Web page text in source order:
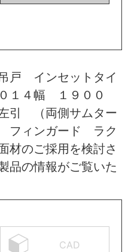
戸 インセットタイ
４幅 １９００
引 （両側サムター
フィンガード ラク
のご採用を検討さ
品の情報がご覧いた
CAD